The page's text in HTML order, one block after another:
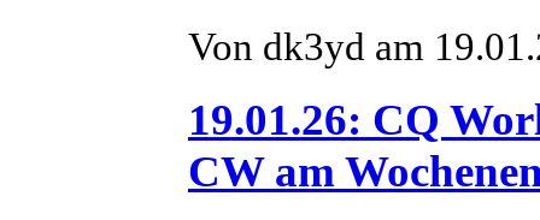
Von dk3yd am
19.01.26: CQ
CW am